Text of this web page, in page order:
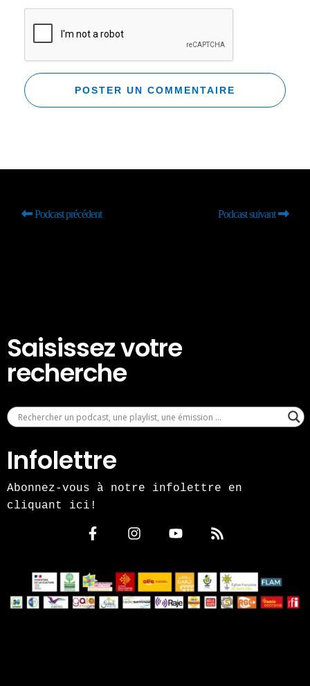
Podcast précédent Podcast suivant
Saisissez votre
recherche
Infolettre
Abonnez-vous à notre infolettre en
cliquant ici!